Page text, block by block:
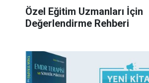
Özel Eğitim Uzmanları İçin
Değerlendirme Rehberi